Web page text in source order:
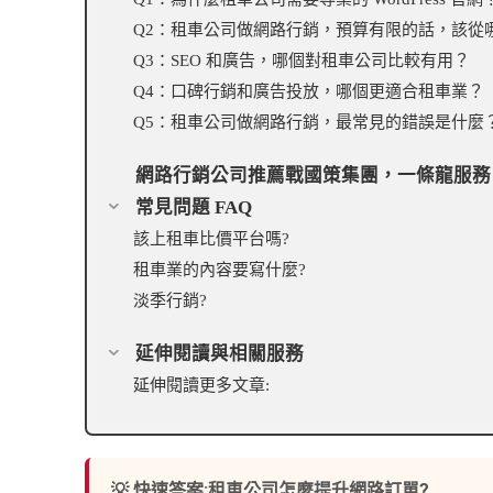
Q2：租車公司做網路行銷，預算有限的話，該從
Q3：SEO 和廣告，哪個對租車公司比較有用？
Q4：口碑行銷和廣告投放，哪個更適合租車業？
Q5：租車公司做網路行銷，最常見的錯誤是什麼
網路行銷公司推薦戰國策集團，一條龍服務
常見問題 FAQ
該上租車比價平台嗎?
租車業的內容要寫什麼?
淡季行銷?
延伸閱讀與相關服務
延伸閱讀更多文章: